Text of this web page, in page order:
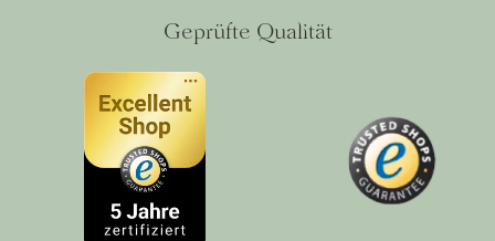
Geprüfte Qualität